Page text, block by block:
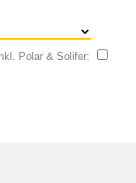
Inkl. Polar & Solifer: